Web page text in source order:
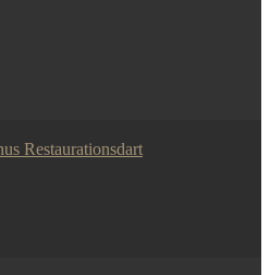
Restaurationsdart